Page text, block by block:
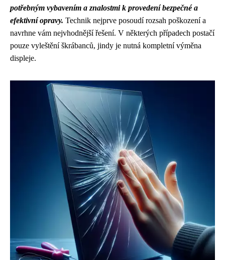
potřebným vybavením a znalostmi k provedení bezpečné a
efektivní opravy. Technik nejprve posoudí rozsah poškození a
navrhne vám nejvhodnější řešení. V některých případech postačí
pouze vyleštění škrábanců, jindy je nutná kompletní výměna
displeje.